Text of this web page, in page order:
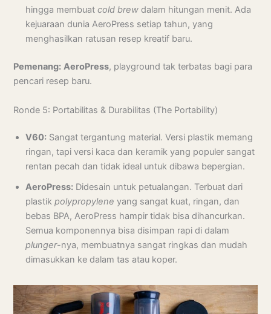
hingga membuatcold brew dalam hitungan menit. Ada
kejuaraan dunia AeroPress setiap tahun, yang
menghasilkan ratusan resep kreatif baru.
Pemenang: AeroPress, playground tak terbatas bagi para
pencari resep baru.
Ronde 5: Portabilitas & Durabilitas (The Portability)
V60: Sangat tergantung material. Versi plastik memang
ringan, tapi versi kaca dan keramik yang populer sangat
rentan pecah dan tidak ideal untuk dibawa bepergian.
AeroPress: Didesain untuk petualangan. Terbuat dari
plastikpolypropylene yang sangat kuat, ringan, dan
bebas BPA, AeroPress hampir tidak bisa dihancurkan.
Semua komponennya bisa disimpan rapi di dalam
plunger-nya, membuatnya sangat ringkas dan mudah
dimasukkan ke dalam tas atau koper.